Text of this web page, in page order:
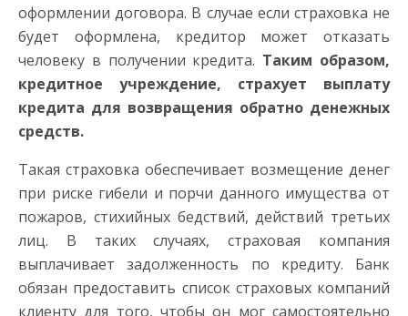
оформлении договора. В случае если страховка не
будет оформлена, кредитор может отказать
человеку в получении кредита. Таким образом,
кредитное учреждение, страхует выплату
кредита для возвращения обратно денежных
средств.
Такая страховка обеспечивает возмещение денег
при риске гибели и порчи данного имущества от
пожаров, стихийных бедствий, действий третьих
лиц. В таких случаях, страховая компания
выплачивает задолженность по кредиту. Банк
обязан предоставить список страховых компаний
клиенту для того, чтобы он мог самостоятельно